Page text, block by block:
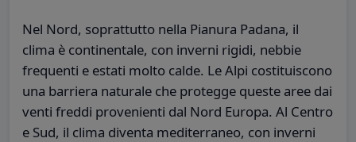
Nel Nord, soprattutto nella Pianura Padana, il
clima è continentale, con inverni rigidi, nebbie
frequenti e estati molto calde. Le Alpi costituiscono
una barriera naturale che protegge queste aree dai
venti freddi provenienti dal Nord Europa. Al Centro
e Sud, il clima diventa mediterraneo, con inverni